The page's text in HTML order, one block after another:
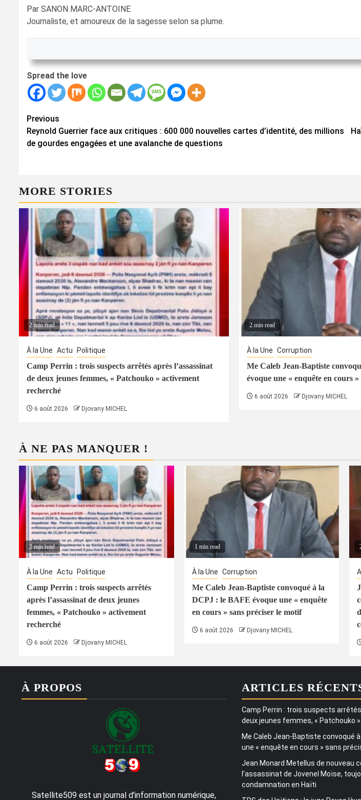
Par SANON MARC-ANTOINE
Journaliste, et amoureux de la sagesse selon sa plume.
Spread the love
Continue
Reading
Previous
Reynold Guerrier face aux critiques : 600 000 nouvelles cartes d’identité, des millions
de gourdes engagées et une avalanche de questions
MORE STORIES
2 min read
À la Une Actu Politique
Camp Perrin : trois suspects arrêtés après l’assassinat
de deux jeunes femmes, « Patchouko » activement
recherché
6 août 2026 Djovany MICHEL
2 min read
À la Une Corruption
Me Caleb Jean-Baptiste
évoque une « enquête en cours
6 août 2026 Djovany MICHEL
À NE PAS MANQUER !
2 min read
À la Une Actu Politique
Camp Perrin : trois suspects arrêtés
après l’assassinat de deux jeunes
femmes, « Patchouko » activement
recherché
6 août 2026 Djovany MICHEL
1 min read
À la Une Corruption
Me Caleb Jean-Baptiste convoqué à la
DCPJ : le BAFE évoque une « enquête
en cours » sans préciser le motif
6 août 2026 Djovany MICHEL
À PROPOS
Satellite509 est un journal d'information numérique,
ARTICLES
Camp Perrin : trois suspects
deux jeunes femmes, « Patchouko
Me Caleb Jean-Baptiste convoqué à
une « enquête en cours » sans
Jean Monard Metellus de nouveau
l’assassinat de Jovenel Moïse,
condamnation en Haïti